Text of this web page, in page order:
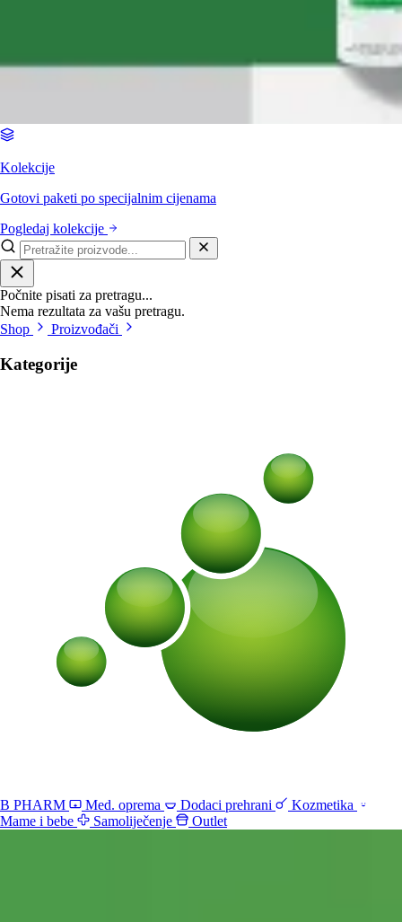
Kolekcije
Gotovi paketi po specijalnim cijenama
Pogledaj kolekcije
Počnite pisati za pretragu...
Nema rezultata za vašu pretragu.
Shop
Proizvođači
Kategorije
B PHARM Med. oprema Dodaci prehrani
Kozmetika
Mame i bebe
Samoliječenje Outlet